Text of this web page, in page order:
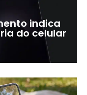
indica
do celular